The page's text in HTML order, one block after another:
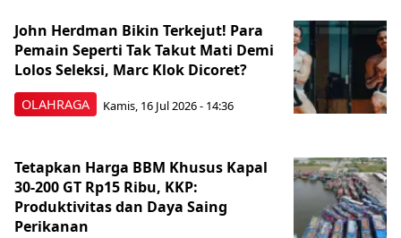
OLAHRAGA
John Herdman Bikin Terkejut! Para
Pemain Seperti Tak Takut Mati Demi
Lolos Seleksi, Marc Klok Dicoret?
Kamis, 16 Jul 2026 - 14:36
Tetapkan Harga BBM Khusus Kapal
30-200 GT Rp15 Ribu, KKP:
Produktivitas dan Daya Saing
Perikanan